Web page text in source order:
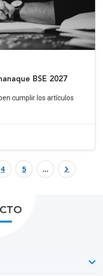
BSE 2027
cumplir los artículos
4 5 ...